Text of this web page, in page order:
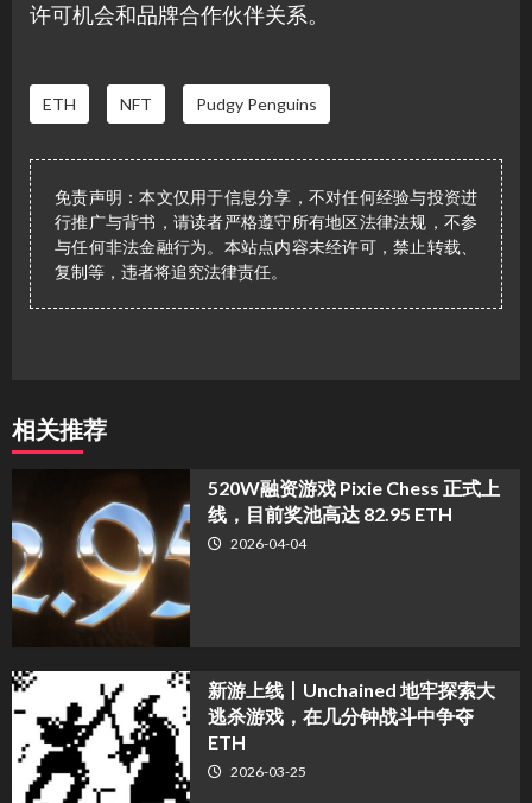
许可机会和品牌合作伙伴关系。
ETH NFT Pudgy Penguins
免责声明：本文仅用于信息分享，不对任何经验与投资进
行推广与背书，请读者严格遵守所有地区法律法规，不参
与任何非法金融行为。本站点内容未经许可，禁止转载、
复制等，违者将追究法律责任。
相关推荐
520W融资游戏 Pixie Chess 正式上
线，目前奖池高达 82.95 ETH
2026-04-04
新游上线丨Unchained 地牢探索大
逃杀游戏，在几分钟战斗中争夺
ETH
2026-03-25